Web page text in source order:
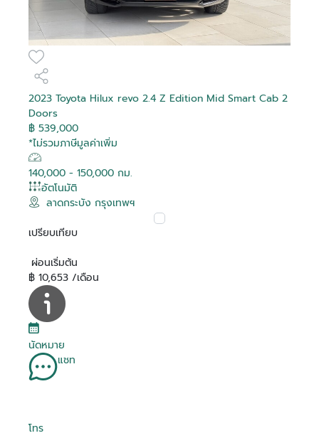
2023 Toyota Hilux revo 2.4 Z Edition Mid Smart Cab 2
Doors
฿ 539,000
*ไม่รวมภาษีมูลค่าเพิ่ม
140,000 - 150,000 กม.
อัตโนมัติ
ลาดกระบัง กรุงเทพฯ
เปรียบเทียบ
ผ่อนเริ่มต้น
฿ 10,653 /เดือน
นัดหมาย
แชท
โทร